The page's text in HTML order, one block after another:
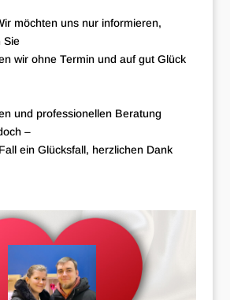
möchten uns nur informieren,
Sie
wir ohne Termin und auf gut Glück
und professionellen Beratung
–
ein Glücksfall, herzlichen Dank